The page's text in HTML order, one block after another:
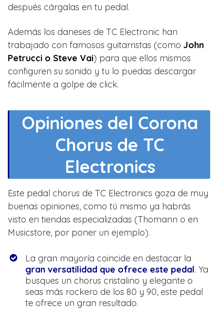
después cárgalas en tu pedal.
Además los daneses de TC Electronic han
trabajado con famosos guitarristas (como John
Petrucci o Steve Vai) para que ellos mismos
configuren su sonido y tu lo puedas descargar
fácilmente a golpe de click.
Opiniones del Corona
Chorus de TC
Electronics
Este pedal chorus de TC Electronics goza de muy
buenas opiniones, como tú mismo ya habrás
visto en tiendas especializadas (Thomann o en
Musicstore, por poner un ejemplo).
La gran mayoría coincide en destacar la
gran versatilidad que ofrece este pedal. Ya
busques un chorus cristalino y elegante o
seas más rockero de los 80 y 90, este pedal
te ofrece un gran resultado.